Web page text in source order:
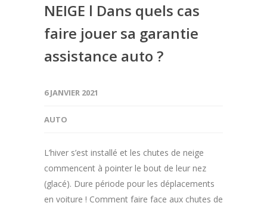
NEIGE l Dans quels cas
faire jouer sa garantie
assistance auto ?
6 JANVIER 2021
AUTO
L’hiver s’est installé et les chutes de neige
commencent à pointer le bout de leur nez
(glacé). Dure période pour les déplacements
en voiture ! Comment faire face aux chutes de